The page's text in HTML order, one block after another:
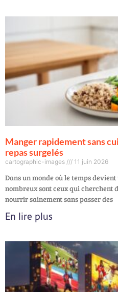
Manger rapidement sans
repas surgelés
cartographic-images 11 juin 2026
Dans un monde où le temps
nombreux sont ceux qui cherchent
nourrir sainement sans passer des
En lire plus